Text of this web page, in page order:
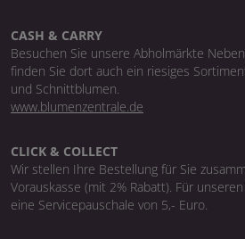
CASH & CARRY
Besuchen Sie unsere Abholmärkte
finden Sie dort auch ein riesiges
und Schnittblumen.
www.blumenzentrale.de
CLICK & COLLECT
Wir stellen Ihre Bestellung für Sie
Vorauskasse (mit 2% Rabatt). Für
eine Servicepauschale von 5,- Euro.